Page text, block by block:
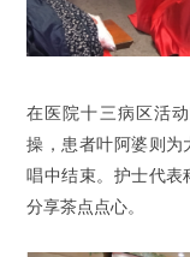
在医院十三病区活
操，患者叶阿婆则
唱中结束。 护士代表
分享茶点点心。